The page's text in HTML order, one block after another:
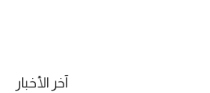
آخر الأخبار